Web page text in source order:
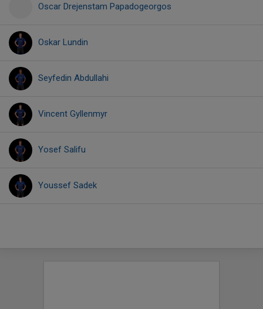
Oscar Drejenstam Papadogeorgos
Oskar Lundin
Seyfedin Abdullahi
Vincent Gyllenmyr
Yosef Salifu
Youssef Sadek